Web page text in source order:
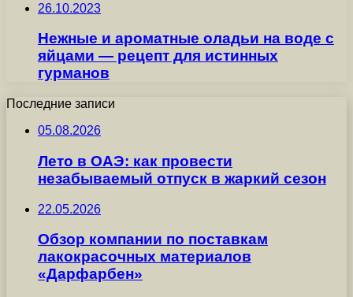
26.10.2023
Нежные и ароматные оладьи на воде с
яйцами — рецепт для истинных
гурманов
Последние записи
05.08.2026
Лето в ОАЭ: как провести
незабываемый отпуск в жаркий сезон
22.05.2026
Обзор компании по поставкам
лакокрасочных материалов
«Дарфарбен»